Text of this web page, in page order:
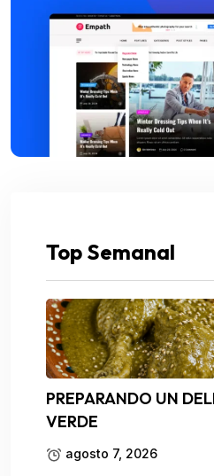
Top Semanal
PREPARANDO UN
VERDE
agosto 7, 2026